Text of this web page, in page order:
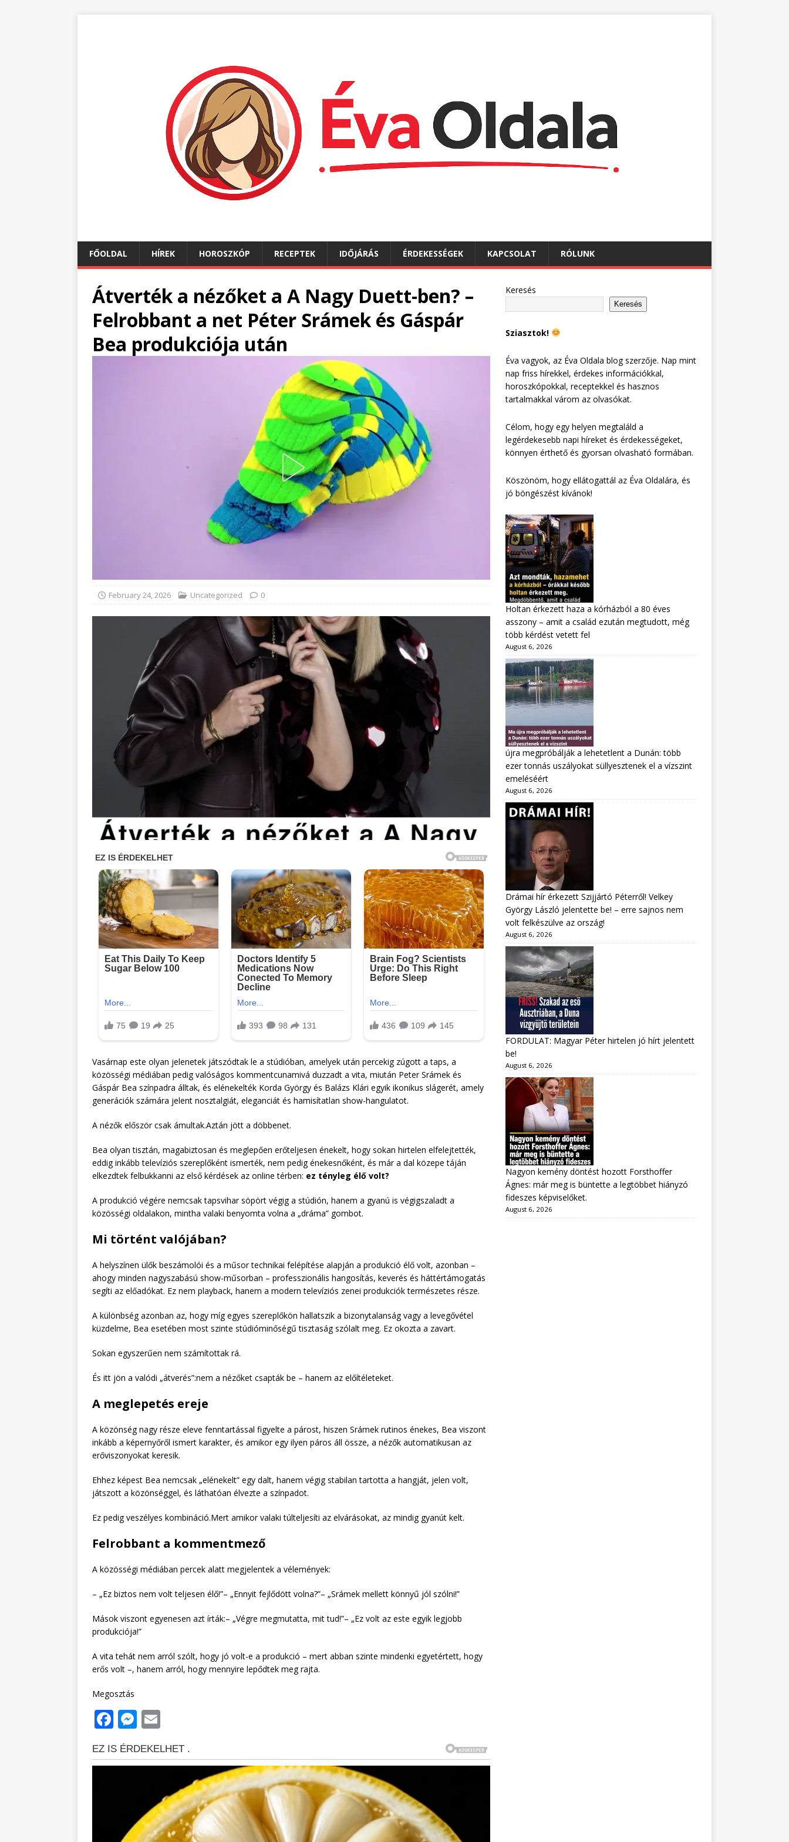
FŐOLDAL HÍREK HOROSZKÓP RECEPTEK IDŐJÁRÁS ÉRDEKESSÉGEK KAPCSOLAT RÓLUNK
Átverték a nézőket a A Nagy Duett-ben? –
Felrobbant a net Péter Srámek és Gáspár
Bea produkciója után
February 24, 2026 Uncategorized 0
Vasárnap este olyan jelenetek játszódtak le a stúdióban, amelyek után percekig zúgott a taps, a
közösségi médiában pedig valóságos kommentcunamivá duzzadt a vita, miután Peter Srámek és
Gáspár Bea színpadra álltak, és elénekelték Korda György és Balázs Klári egyik ikonikus slágerét, amely
generációk számára jelent nosztalgiát, eleganciát és hamisítatlan show-hangulatot.
A nézők először csak ámultak.Aztán jött a döbbenet.
Bea olyan tisztán, magabiztosan és meglepően erőteljesen énekelt, hogy sokan hirtelen elfelejtették,
eddig inkább televíziós szereplőként ismerték, nem pedig énekesnőként, és már a dal közepe táján
elkezdtek felbukkanni az első kérdések az online térben: ez tényleg élő volt?
A produkció végére nemcsak tapsvihar söpört végig a stúdión, hanem a gyanú is végigszaladt a
közösségi oldalakon, mintha valaki benyomta volna a „dráma” gombot.
Mi történt valójában?
A helyszínen ülők beszámolói és a műsor technikai felépítése alapján a produkció élő volt, azonban –
ahogy minden nagyszabású show-műsorban – professzionális hangosítás, keverés és háttértámogatás
segíti az előadókat. Ez nem playback, hanem a modern televíziós zenei produkciók természetes része.
A különbség azonban az, hogy míg egyes szereplőkön hallatszik a bizonytalanság vagy a levegővétel
küzdelme, Bea esetében most szinte stúdióminőségű tisztaság szólalt meg. Ez okozta a zavart.
Sokan egyszerűen nem számítottak rá.
És itt jön a valódi „átverés”:nem a nézőket csapták be – hanem az előítéleteket.
A meglepetés ereje
A közönség nagy része eleve fenntartással figyelte a párost, hiszen Srámek rutinos énekes, Bea viszont
inkább a képernyőről ismert karakter, és amikor egy ilyen páros áll össze, a nézők automatikusan az
erőviszonyokat keresik.
Ehhez képest Bea nemcsak „elénekelt” egy dalt, hanem végig stabilan tartotta a hangját, jelen volt,
játszott a közönséggel, és láthatóan élvezte a színpadot.
Ez pedig veszélyes kombináció.Mert amikor valaki túlteljesíti az elvárásokat, az mindig gyanút kelt.
Felrobbant a kommentmező
A közösségi médiában percek alatt megjelentek a vélemények:
– „Ez biztos nem volt teljesen élő!”– „Ennyit fejlődött volna?”– „Srámek mellett könnyű jól szólni!”
Mások viszont egyenesen azt írták:– „Végre megmutatta, mit tud!”– „Ez volt az este egyik legjobb
produkciója!”
A vita tehát nem arról szólt, hogy jó volt-e a produkció – mert abban szinte mindenki egyetértett, hogy
erős volt –, hanem arról, hogy mennyire lepődtek meg rajta.
Megosztás
F
a
c
o
M
ss
g
e
ai
Keresés
Keresés
Sziasztok!
Éva vagyok, az Éva Oldala blog szerzője. Nap mint
nap friss hírekkel, érdekes információkkal,
horoszkópokkal, receptekkel és hasznos
tartalmakkal várom az olvasókat.
Célom, hogy egy helyen megtaláld a
legérdekesebb napi híreket és érdekességeket,
könnyen érthető és gyorsan olvasható formában.
Köszönöm, hogy ellátogattál az Éva Oldalára, és
jó böngészést kívánok!
Holtan érkezett haza a kórházból a 80 éves
asszony – amit a család ezután megtudott, még
több kérdést vetett fel
August 6, 2026
újra megpróbálják a lehetetlent a Dunán: több
ezer tonnás uszályokat süllyesztenek el a vízszint
emeléséért
August 6, 2026
Drámai hír érkezett Szijjártó Péterről! Velkey
György László jelentette be! – erre sajnos nem
volt felkészülve az ország!
August 6, 2026
FORDULAT: Magyar Péter hirtelen jó hírt jelentett
be!
August 6, 2026
Nagyon kemény döntést hozott Forsthoffer
Ágnes: már meg is büntette a legtöbbet hiányzó
fideszes képviselőket.
August 6, 2026